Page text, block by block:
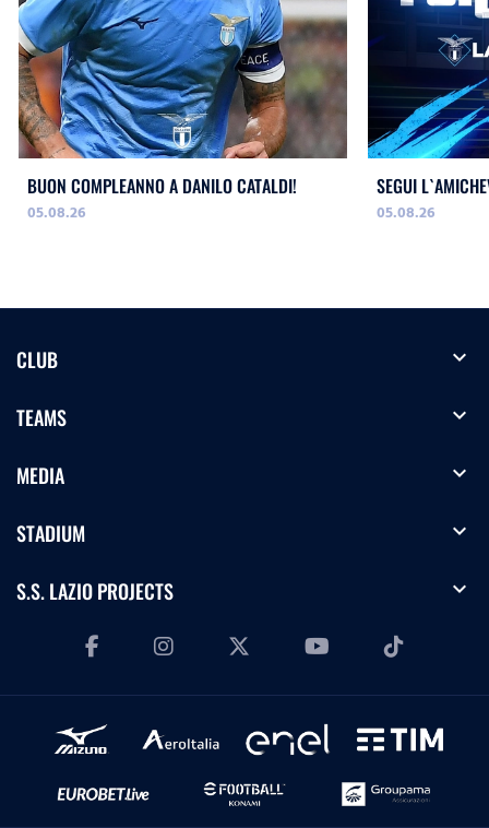
BUON COMPLEANNO A DANILO CATALDI!
05.08.26
SEGUI
05.08.26
CLUB expand_more
TEAMS expand_more
MEDIA expand_more
STADIUM expand_more
S.S. LAZIO PROJECTS expand_more